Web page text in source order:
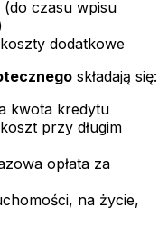
(do czasu wpisu
dodatkowe
składają się:
kwota kredytu
przy długim
opłata za
na życie,